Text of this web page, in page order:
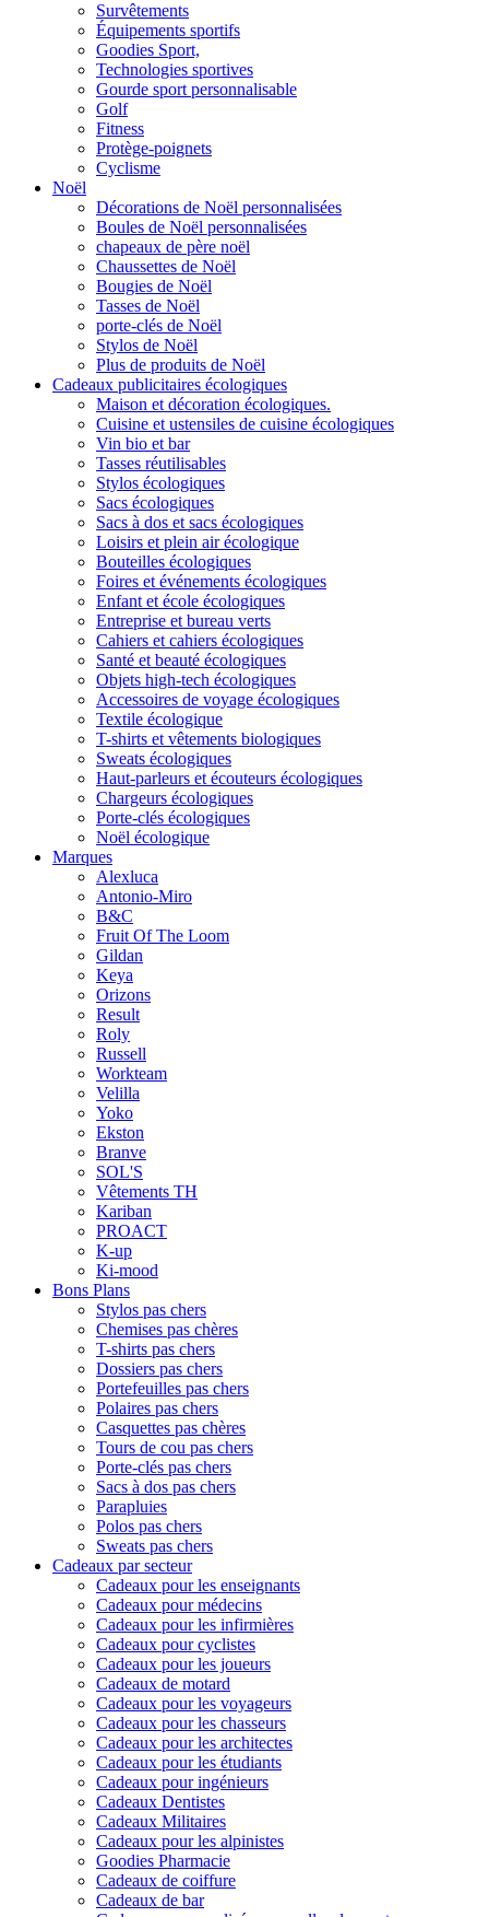
Survêtements
Équipements sportifs
Goodies Sport,
Technologies sportives
Gourde sport personnalisable
Golf
Fitness
Protège-poignets
Cyclisme
Noël
Décorations de Noël personnalisées
Boules de Noël personnalisées
chapeaux de père noël
Chaussettes de Noël
Bougies de Noël
Tasses de Noël
porte-clés de Noël
Stylos de Noël
Plus de produits de Noël
Cadeaux publicitaires écologiques
Maison et décoration écologiques.
Cuisine et ustensiles de cuisine écologiques
Vin bio et bar
Tasses réutilisables
Stylos écologiques
Sacs écologiques
Sacs à dos et sacs écologiques
Loisirs et plein air écologique
Bouteilles écologiques
Foires et événements écologiques
Enfant et école écologiques
Entreprise et bureau verts
Cahiers et cahiers écologiques
Santé et beauté écologiques
Objets high-tech écologiques
Accessoires de voyage écologiques
Textile écologique
T-shirts et vêtements biologiques
Sweats écologiques
Haut-parleurs et écouteurs écologiques
Chargeurs écologiques
Porte-clés écologiques
Noël écologique
Marques
Alexluca
Antonio-Miro
B&C
Fruit Of The Loom
Gildan
Keya
Orizons
Result
Roly
Russell
Workteam
Velilla
Yoko
Ekston
Branve
SOL'S
Vêtements TH
Kariban
PROACT
K-up
Ki-mood
Bons Plans
Stylos pas chers
Chemises pas chères
T-shirts pas chers
Dossiers pas chers
Portefeuilles pas chers
Polaires pas chers
Casquettes pas chères
Tours de cou pas chers
Porte-clés pas chers
Sacs à dos pas chers
Parapluies
Polos pas chers
Sweats pas chers
Cadeaux par secteur
Cadeaux pour les enseignants
Cadeaux pour médecins
Cadeaux pour les infirmières
Cadeaux pour cyclistes
Cadeaux pour les joueurs
Cadeaux de motard
Cadeaux pour les voyageurs
Cadeaux pour les chasseurs
Cadeaux pour les architectes
Cadeaux pour les étudiants
Cadeaux pour ingénieurs
Cadeaux Dentistes
Cadeaux Militaires
Cadeaux pour les alpinistes
Goodies Pharmacie
Cadeaux de coiffure
Cadeaux de bar